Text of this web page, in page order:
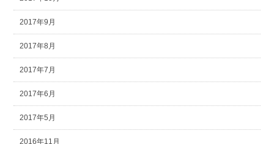
2017年9月
2017年8月
2017年7月
2017年6月
2017年5月
2016年11月